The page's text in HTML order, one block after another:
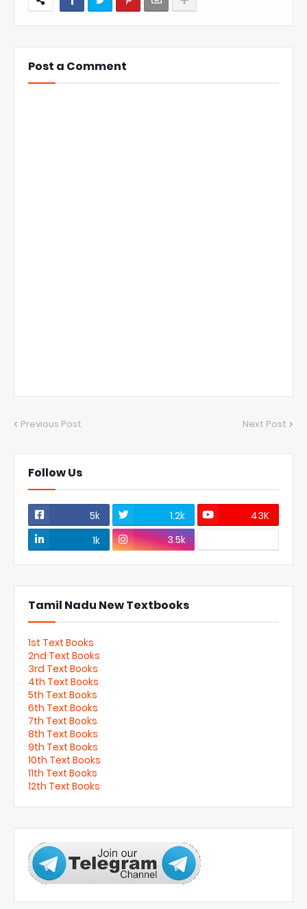
Post a Comment
Previous Post Next Post
Follow Us
5k 1.2k
43K
1k
3.5k
Tamil Nadu New Textbooks
1st Text Books
2nd Text Books
3rd Text Books
4th Text Books
5th Text Books
6th Text Books
7th Text Books
8th Text Books
9th Text Books
10th Text Books
11th Text Books
12th Text Books